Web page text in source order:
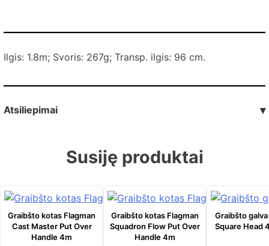
Ilgis: 1.8m; Svoris: 267g; Transp. ilgis: 96 сm.
Atsiliepimai ▾
Susiję produktai
Graibšto kotas Flagman
Cast Master Put Over
Handle 4m
Graibšto kotas Flagman
Squadron Flow Put Over
Handle 4m
Graibšto
Square Head